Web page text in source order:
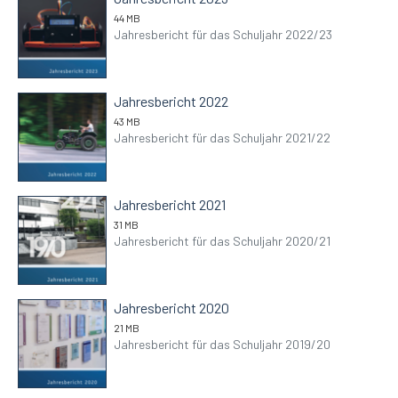
44 MB
Jahresbericht für das Schuljahr 2022/23
Jahresbericht 2022
43 MB
Jahresbericht für das Schuljahr 2021/22
Jahresbericht 2021
31 MB
Jahresbericht für das Schuljahr 2020/21
Jahresbericht 2020
21 MB
Jahresbericht für das Schuljahr 2019/20